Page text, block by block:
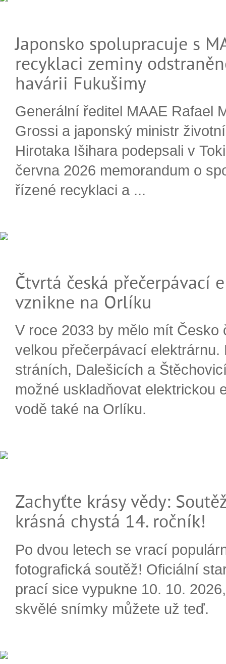
Japonsko spolupracuje s
recyklaci zeminy
havárii Fukušimy
Generální ředitel MAAE Rafael
Grossi a japonský ministr
Hirotaka Išihara podepsali v
června 2026 memorandum o
řízené recyklaci a ...
Čtvrtá česká přečerpávací
vznikne na Orlíku
V roce 2033 by mělo mít Česko
velkou přečerpávací elektrárnu.
stráních, Dalešicích a
možné uskladňovat elektrickou
vodě také na Orlíku.
Zachyťte krásy vědy:
krásná chystá 14. ročník!
Po dvou letech se vrací
fotografická soutěž! Oficiální
prací sice vypukne 10. 10.
skvělé snímky můžete už teď.